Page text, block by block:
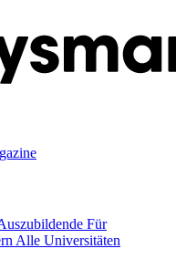
Für
Alle Universitäten